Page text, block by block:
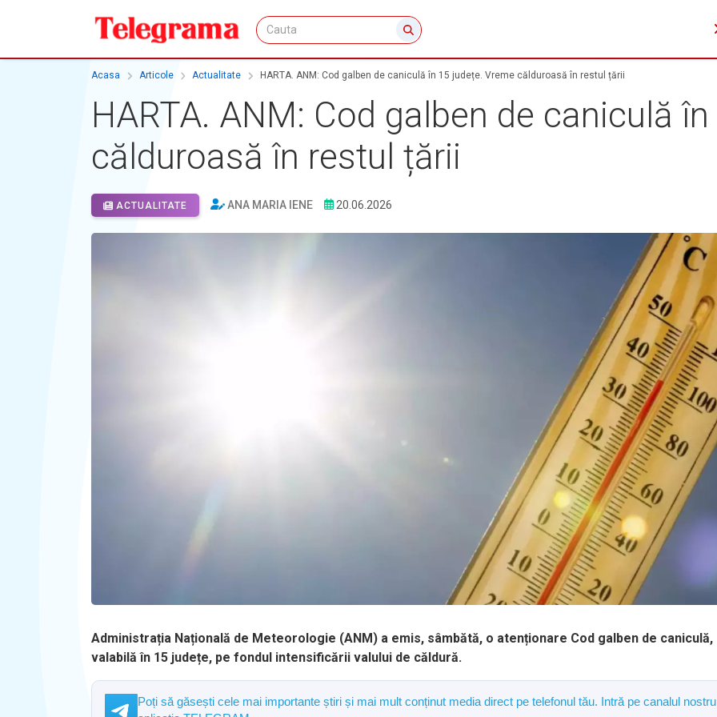
Acasa Articole Actualitate HARTA. ANM: Cod galben de caniculă în 15 județe. Vreme călduroasă în restul țării
HARTA. ANM: Cod galben de caniculă
călduroasă în restul țării
ACTUALITATE ANA MARIA IENE 20.06.2026
Administrația Națională de Meteorologie (ANM) a emis, sâmbătă, o atenționare Cod galben de caniculă,
valabilă în 15 județe, pe fondul intensificării valului de căldură.
Poți să găsești cele mai importante știri și mai mult conținut media direct pe telefonul tău. Intră pe canalul